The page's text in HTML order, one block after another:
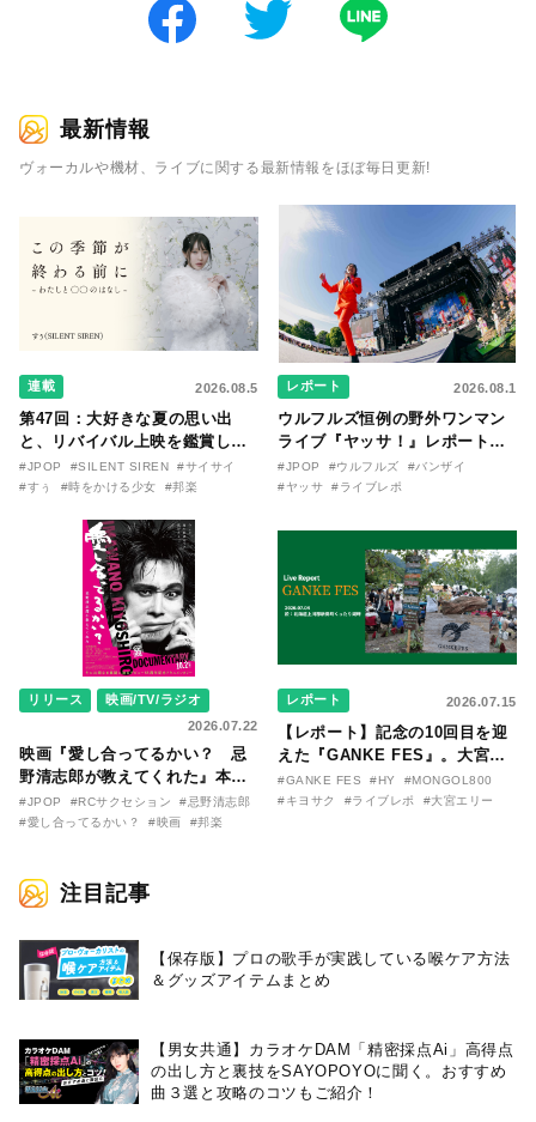
最新情報
ヴォーカルや機材、ライブに関する最新情報をほぼ毎日更新!
連載 2026.08.5
第47回：大好きな夏の思い出
と、リバイバル上映を鑑賞した
『時をかける少女』のおはなし
〜SILENT SIREN・すぅ『この
〇のはなし〜』
#JPOP #SILENT SIREN
#サイサイ
#すぅ
#時をかける少女 #邦楽
レポート 2026.08.1
ウルフルズ恒例の野外ワンマン
ライブ『ヤッサ！』レポート！
リリースから30年を迎えたアル
バム『バンザイ』完全再現に、
た日。
#JPOP #ウルフルズ
#バンザイ
#ヤッサ
#ライブレポ
リリース
映画/TV/ラジオ
2026.07.22
映画『愛し合ってるかい？ 忌
野清志郎が教えてくれた』本予
告映像とキービジュアルがつい
に解禁！ キヨシロー関連商品も
#JPOP #RCサクセション
#忌野清志郎
#愛し合ってるかい？
#映画 #邦楽
レポート 2026.07.15
【レポート】記念の10回目を迎
えた『GANKE FES』。大宮エ
リー作『アイヌの神々の崖』を
前に、キヨサク
#GANKE FES #HY
#MONGOL800
#キヨサク
#ライブレポ #大宮エリー
注目記事
【保存版】プロの歌手が実践している喉ケア⽅法
＆グッズアイテムまとめ
【男女共通】カラオケDAM「精密採点Ai」高得点
の出し方と裏技をSAYOPOYOに聞く。おすすめ
曲３選と攻略のコツもご紹介！